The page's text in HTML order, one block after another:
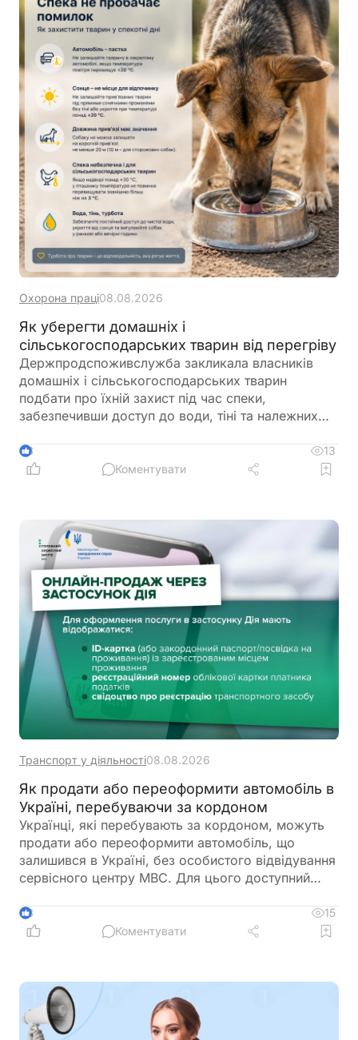
Охорона праці08.08.2026
Як уберегти домашніх і
сільськогосподарських тварин від перегріву
Держпродспоживслужба закликала власників
домашніх і сільськогосподарських тварин
подбати про їхній захист під час спеки,
забезпечивши доступ до води, тіні та належних
заборону залишати тварин у зачинених
автомобілях або на прив’язі під прямим сонячним
3
13
Коментувати
Транспорт у діяльності08.08.2026
Як продати або переоформити автомобіль в
Україні, перебуваючи за кордоном
Українці, які перебувають за кордоном, можуть
продати або переоформити автомобіль, що
залишився в Україні, без особистого відвідування
сервісного центру МВС. Для цього доступний
довіреності на уповноваженого представника
3
15
Коментувати